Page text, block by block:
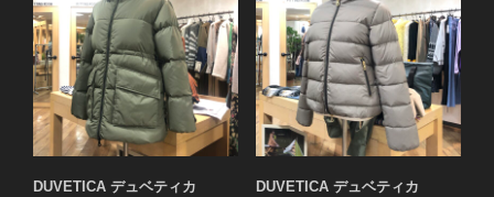
DUVETICA デュベティカ
DUVETICA デュベティカ